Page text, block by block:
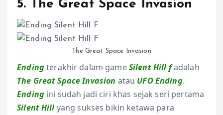
5. The Great Space Invasion
The Great Space Invasion
Endingterakhir dalam gameSilent Hill fadalah
The Great Space Invasion atau UFO Ending.
Ending ini sudah jadi ciri khas sejak seri pertama
Silent Hillyang sukses bikin ketawa para